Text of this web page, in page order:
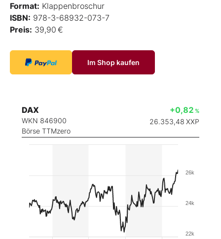
Format: Klappenbroschur
ISBN: 978-3-68932-073-7
Preis: 39,90 €
Im Shop kaufen
DAX
WKN 846900
Börse TTMzero
+0,82 %
26.353,48 XXP
22k
24k
26k